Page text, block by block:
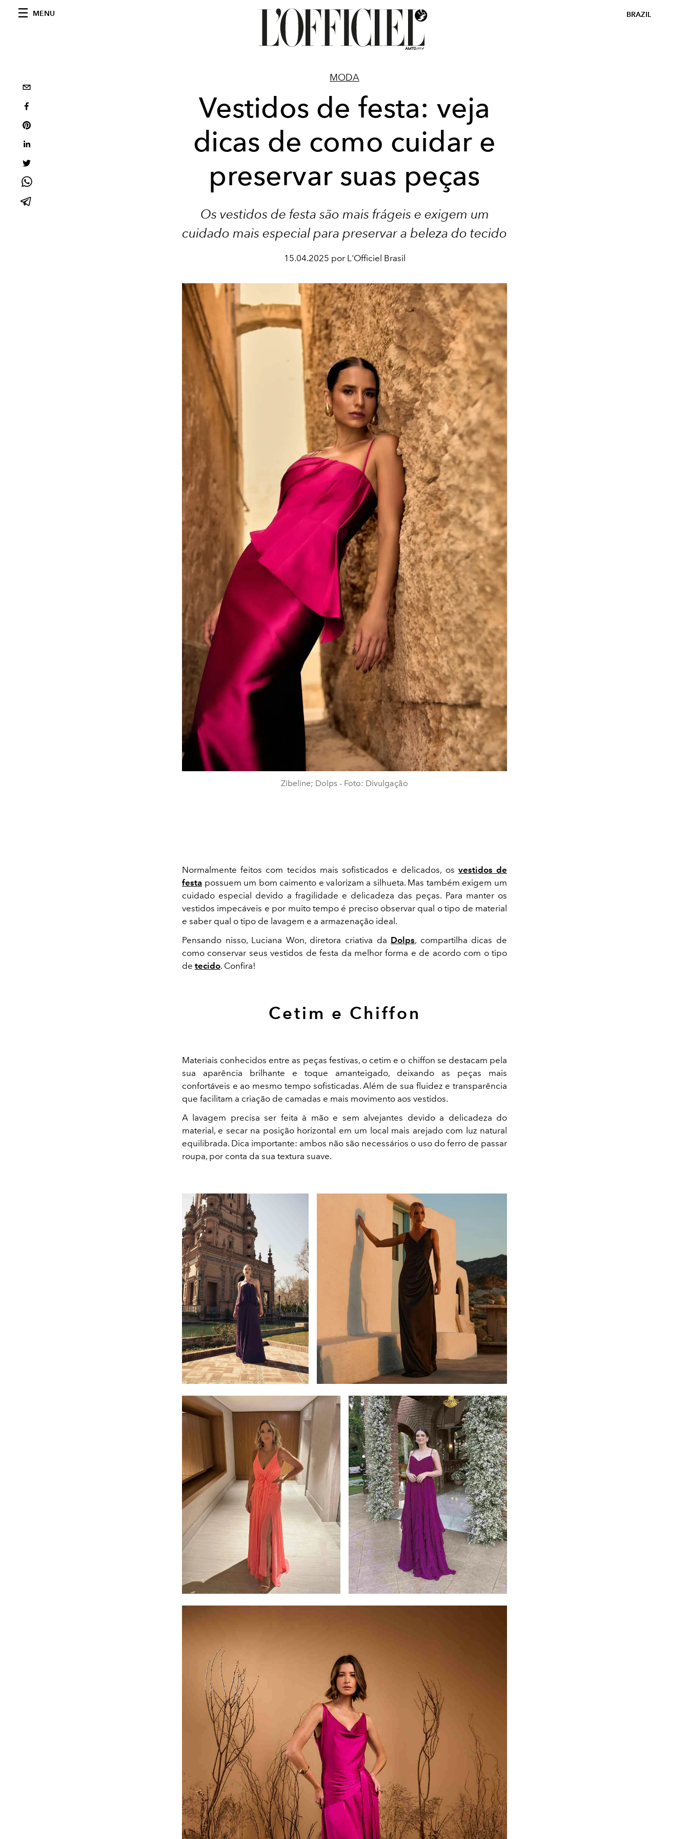
MENU BRAZIL
MODA
Vestidos de festa: veja
dicas de como cuidar e
preservar suas peças
Os vestidos de festa são mais frágeis e exigem um
cuidado mais especial para preservar a beleza do tecido
15.04.2025 por L'Officiel Brasil
Zibeline; Dolps - Foto: Divulgação
Normalmente feitos com tecidos mais sofisticados e delicados, os vestidos de
festa possuem um bom caimento e valorizam a silhueta. Mas também exigem um
cuidado especial devido a fragilidade e delicadeza das peças. Para manter os
vestidos impecáveis e por muito tempo é preciso observar qual o tipo de material
e saber qual o tipo de lavagem e a armazenação ideal.
Pensando nisso, Luciana Won, diretora criativa da Dolps, compartilha dicas de
como conservar seus vestidos de festa da melhor forma e de acordo com o tipo
de tecido. Confira!
Cetim e Chiffon
Materiais conhecidos entre as peças festivas, o cetim e o chiffon se destacam pela
sua aparência brilhante e toque amanteigado, deixando as peças mais
confortáveis e ao mesmo tempo sofisticadas. Além de sua fluidez e transparência
que facilitam a criação de camadas e mais movimento aos vestidos.
A lavagem precisa ser feita à mão e sem alvejantes devido a delicadeza do
material, e secar na posição horizontal em um local mais arejado com luz natural
equilibrada. Dica importante: ambos não são necessários o uso do ferro de passar
roupa, por conta da sua textura suave.